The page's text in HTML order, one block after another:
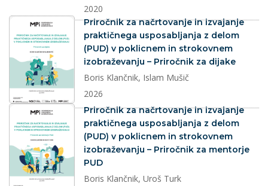
2020
dokument
Priročnik za načrtovanje in izvajanje
praktičnega usposabljanja z delom
(PUD) v poklicnem in strokovnem
izobraževanju – Priročnik za dijake
Boris Klančnik, Islam Mušič
2026
dokument
Priročnik za načrtovanje in izvajanje
praktičnega usposabljanja z delom
(PUD) v poklicnem in strokovnem
izobraževanju – Priročnik za mentorje
PUD
Boris Klančnik, Uroš Turk